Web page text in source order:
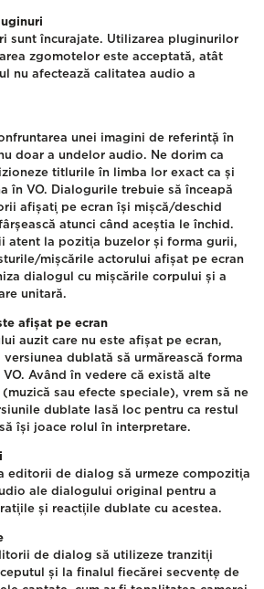
sunt încurajate. Utilizarea pluginurilor
zgomotelor este acceptată, atât
nu afectează calitatea audio a
unei imagini de referință în
doar a undelor audio. Ne dorim ca
titlurile în limba lor exact ca și
în VO. Dialogurile trebuie să înceapă
afișați pe ecran își mișcă/deschid
atunci când aceștia le închid.
atent la poziția buzelor și forma gurii,
mișcările actorului afișat pe ecran
dialogul cu mișcările corpului și a
unitară.
afișat pe ecran
auzit care nu este afișat pe ecran,
versiunea dublată să urmărească forma
Având în vedere că există alte
sau efecte speciale), vrem să ne
dublate lasă loc pentru ca restul
își joace rolul în interpretare.
editorii de dialog să urmeze compoziția
ale dialogului original pentru a
și reacțiile dublate cu acestea.
de dialog să utilizeze tranziții
și la finalul fiecărei secvențe de